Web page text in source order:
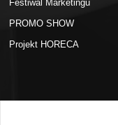
Festiwal Marketingu
PROMO SHOW
Projekt HORECA